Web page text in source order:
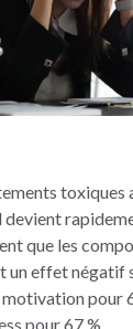
toxiques
que les
un effet négatif
pour
pour 67 %.